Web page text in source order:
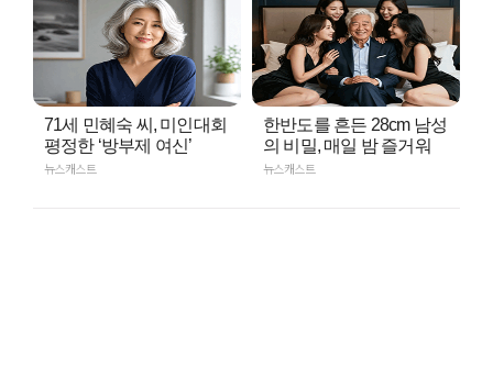
71세 민혜숙 씨, 미인대회
평정한 ‘방부제 여신’
뉴스캐스트
한반도를 흔든 28cm 남성
의 비밀, 매일 밤 즐거워
뉴스캐스트